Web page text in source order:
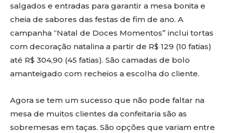
salgados e entradas para garantir a mesa bonita e
cheia de sabores das festas de fim de ano. A
campanha “Natal de Doces Momentos” inclui tortas
com decoração natalina a partir de R$ 129 (10 fatias)
até R$ 304,90 (45 fatias). São camadas de bolo
amanteigado com recheios a escolha do cliente.
Agora se tem um sucesso que não pode faltar na
mesa de muitos clientes da confeitaria são as
sobremesas em taças. São opções que variam entre